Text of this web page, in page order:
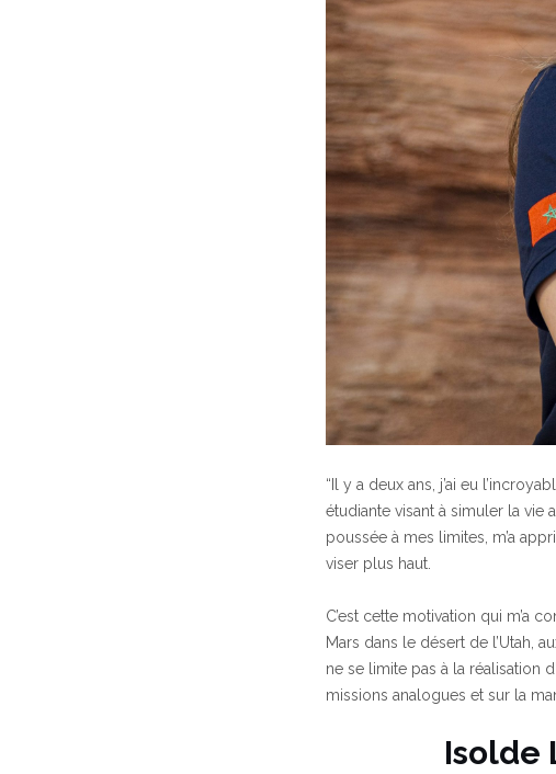
“Il y a deux ans, j’ai eu
étudiante visant à simuler la vie
poussée à mes limites, m’a
viser plus haut.
C’est cette motivation qui m’a
Mars dans le désert de l’Utah,
ne se limite pas à la réalisation
missions analogues et sur la
Isolde